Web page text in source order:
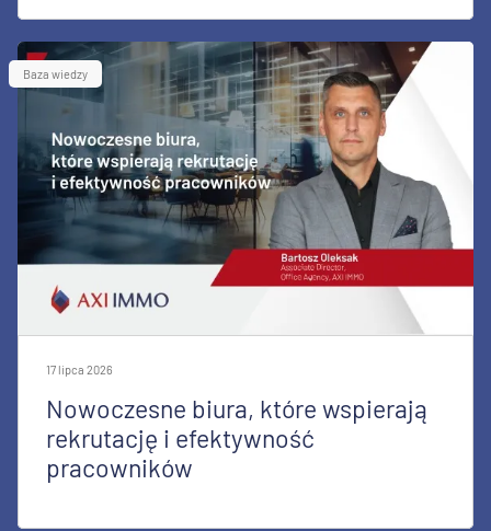
Baza wiedzy
17 lipca 2026
Nowoczesne biura, które wspierają
rekrutację i efektywność
pracowników